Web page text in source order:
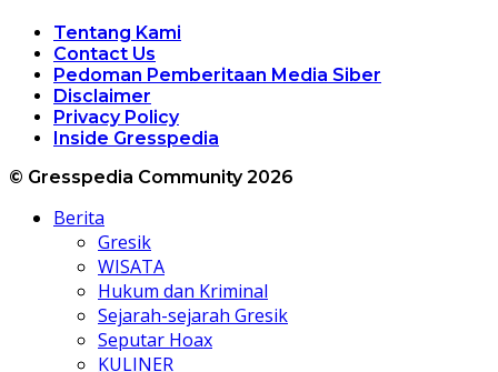
Tentang Kami
Contact Us
Pedoman Pemberitaan Media Siber
Disclaimer
Privacy Policy
Inside Gresspedia
© Gresspedia Community 2026
Berita
Gresik
WISATA
Hukum dan Kriminal
Sejarah-sejarah Gresik
Seputar Hoax
KULINER